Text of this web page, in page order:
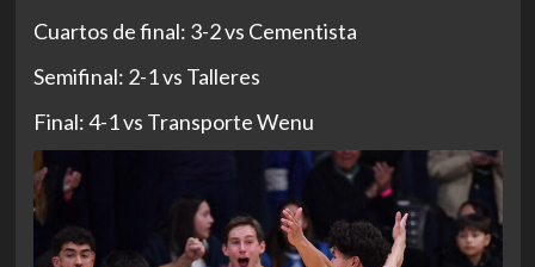
Cuartos de final: 3-2 vs Cementista
Semifinal: 2-1 vs Talleres
Final: 4-1 vs Transporte Wenu